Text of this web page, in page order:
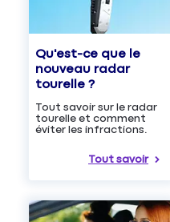
Qu'est-ce que le
nouveau radar
tourelle ?
Tout savoir sur le radar
tourelle et comment
éviter les infractions.
Tout savoir